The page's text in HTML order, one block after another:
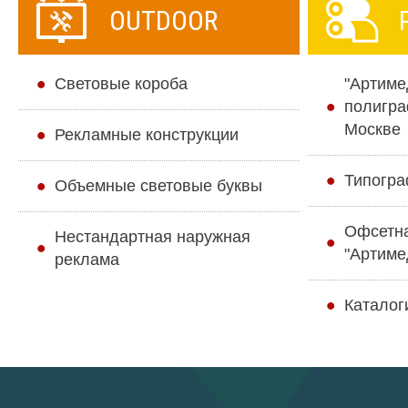
OUTDOOR
Cветовые короба
Рекламные конструкции
Объемные световые буквы
Нестандартная наружная
реклама
Москве